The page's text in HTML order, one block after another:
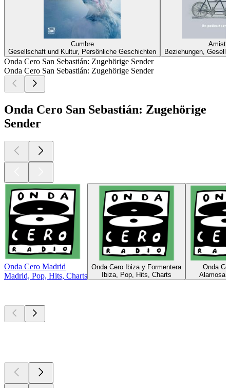
Cumbre
Gesellschaft und Kultur, Persönliche Geschichten
Beziehungen,
Onda Cero San Sebastián: Zugehörige Sender
Onda Cero San Sebastián: Zugehörige Sender
Onda Cero San Sebastián: Zugehörige
Sender
Onda Cero Madrid
Madrid, Pop, Hits, Charts
Onda Cero Ibiza y Formentera
Ibiza, Pop, Hits, Charts
Onda
Alamosa,